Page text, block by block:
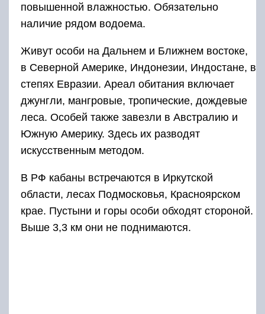
повышенной влажностью. Обязательно
наличие рядом водоема.
Живут особи на Дальнем и Ближнем востоке,
в Северной Америке, Индонезии, Индостане, в
степях Евразии. Ареал обитания включает
джунгли, мангровые, тропические, дождевые
леса. Особей также завезли в Австралию и
Южную Америку. Здесь их разводят
искусственным методом.
В РФ кабаны встречаются в Иркутской
области, лесах Подмосковья, Красноярском
крае. Пустыни и горы особи обходят стороной.
Выше 3,3 км они не поднимаются.